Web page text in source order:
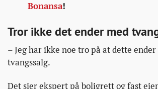
Bonansa!
Tror ikke det ender med
– Jeg har ikke noe tro på at dette ender
tvangssalg.
Det sier ekspert på boligrett og fast